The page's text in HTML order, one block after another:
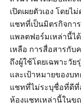
เปิดเผยตัวเอง โดย
แชทที่เป็นมิตรกิจก
แพลตฟอร์มเหล่านี้ไ
เหลือ การสื่อสารกับ
ถึงผู้ใช้โดยเฉพาะวั
และเป้าหมายของบ
แชทที่ไม่ระบุชื่อที่ดี
ห้องแชทเหล่านี้ในข